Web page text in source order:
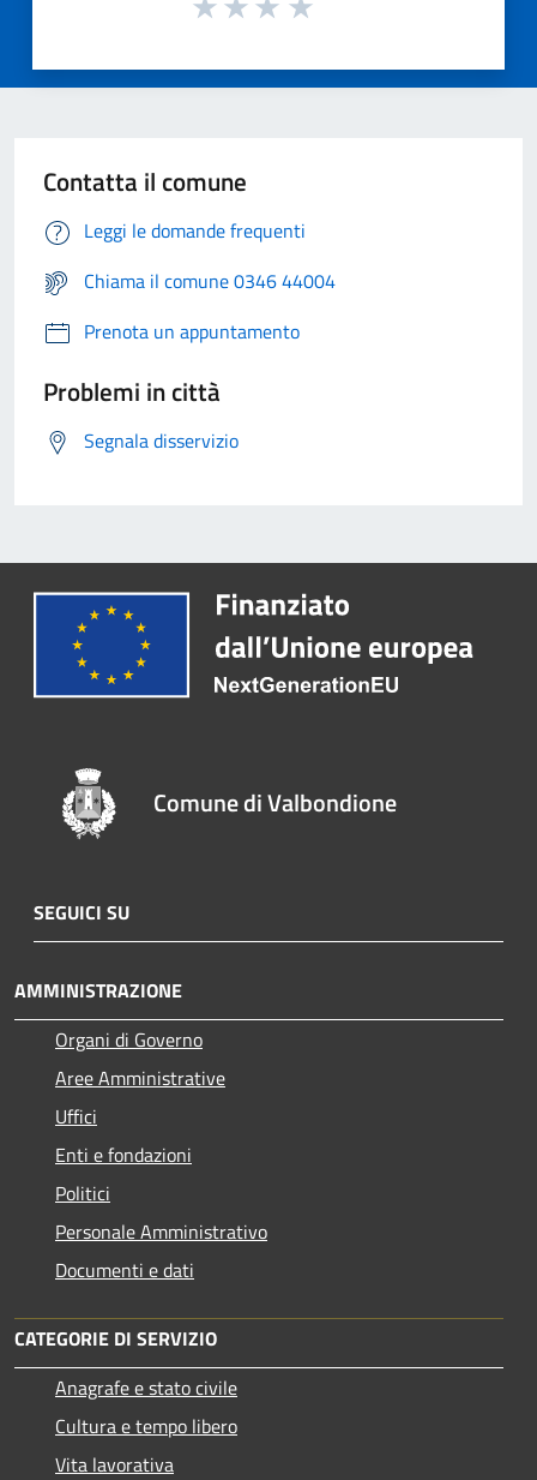
Contatta il comune
Leggi le domande frequenti
Chiama il comune 0346 44004
Prenota un appuntamento
Problemi in città
Segnala disservizio
Comune di Valbondione
SEGUICI SU
AMMINISTRAZIONE
Organi di Governo
Aree Amministrative
Uffici
Enti e fondazioni
Politici
Personale Amministrativo
Documenti e dati
CATEGORIE DI SERVIZIO
Anagrafe e stato civile
Cultura e tempo libero
Vita lavorativa